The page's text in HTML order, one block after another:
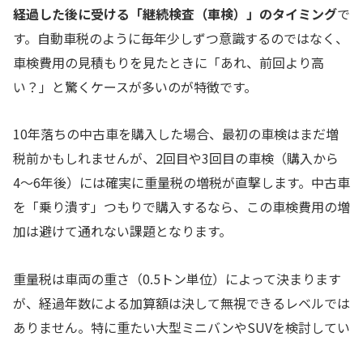
経過した後に受ける「継続検査（車検）」のタイミングで
す。自動車税のように毎年少しずつ意識するのではなく、
車検費用の見積もりを見たときに「あれ、前回より高
い？」と驚くケースが多いのが特徴です。
10年落ちの中古車を購入した場合、最初の車検はまだ増
税前かもしれませんが、2回目や3回目の車検（購入から
4〜6年後）には確実に重量税の増税が直撃します。中古車
を「乗り潰す」つもりで購入するなら、この車検費用の増
加は避けて通れない課題となります。
重量税は車両の重さ（0.5トン単位）によって決まります
が、経過年数による加算額は決して無視できるレベルでは
ありません。特に重たい大型ミニバンやSUVを検討してい